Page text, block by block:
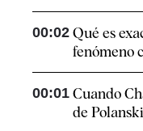
00:02 Qué es
fenómeno
00:01 Cuando
de